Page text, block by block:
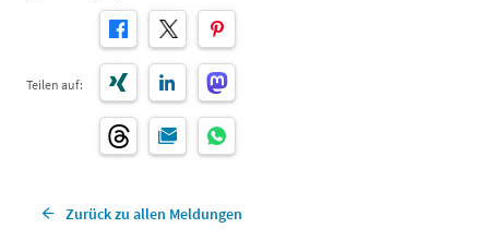
Teilen auf:
Zurück zu allen Meldungen